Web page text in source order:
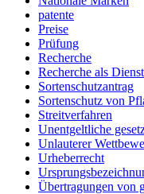
patente
Preise
Prüfung
Recherche
Recherche als
Sortenschutzantrag
Sortenschutz von
Streitverfahren
Unentgeltliche
Unlauterer
Urheberrecht
Übertragungen von